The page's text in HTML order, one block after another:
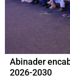
Abinader
2026-2030